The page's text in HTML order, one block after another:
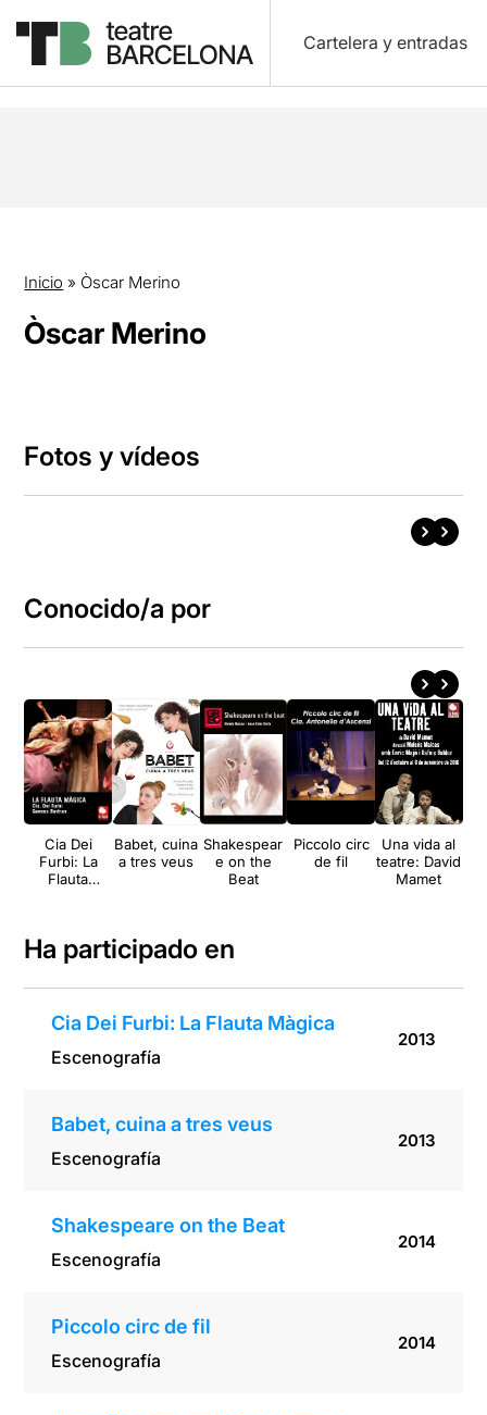
Cartelera y entradas
Inicio » Òscar Merino
Òscar Merino
Fotos y vídeos
Conocido/a por
Cia Dei
Furbi: La
Flauta
Babet, cuina
a tres veus
Shakespear
e on the
Beat
Piccolo circ
de fil
Una vida al
teatre: David
Mamet
Ha participado en
Cia Dei Furbi: La Flauta Màgica
Escenografía
2013
Babet, cuina a tres veus
Escenografía
2013
Shakespeare on the Beat
Escenografía
2014
Piccolo circ de fil
Escenografía
2014